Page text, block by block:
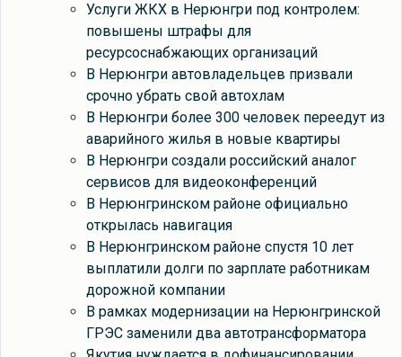
Услуги ЖКХ в Нерюнгри под контролем:
повышены штрафы для
ресурсоснабжающих организаций
В Нерюнгри автовладельцев призвали
срочно убрать свой автохлам
В Нерюнгри более 300 человек переедут из
аварийного жилья в новые квартиры
В Нерюнгри создали российский аналог
сервисов для видеоконференций
В Нерюнгринском районе официально
открылась навигация
В Нерюнгринском районе спустя 10 лет
выплатили долги по зарплате работникам
дорожной компании
В рамках модернизации на Нерюнгринской
ГРЭС заменили два автотрансформатора